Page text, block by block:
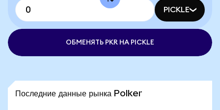
PICKLE
ОБМЕНЯТЬ PKR НА PICKLE
Последние данные рынка Polker